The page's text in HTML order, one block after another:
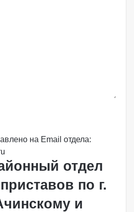
на Email отдела:
отдел
по г.
и